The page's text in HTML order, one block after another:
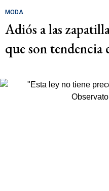
MODA
Adiós a las
que son tendencia